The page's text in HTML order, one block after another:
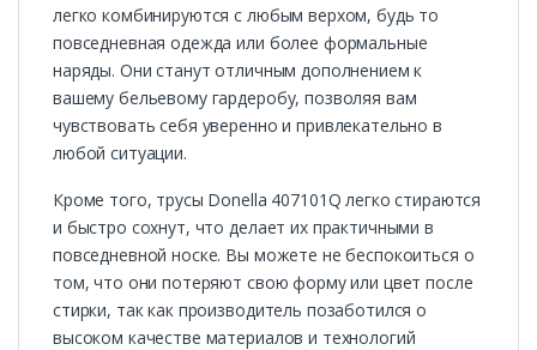
легко комбинируются с любым верхом, будь то
повседневная одежда или более формальные
наряды. Они станут отличным дополнением к
вашему бельевому гардеробу, позволяя вам
чувствовать себя уверенно и привлекательно в
любой ситуации.
Кроме того, трусы Donella 407101Q легко стираются
и быстро сохнут, что делает их практичными в
повседневной носке. Вы можете не беспокоиться о
том, что они потеряют свою форму или цвет после
стирки, так как производитель позаботился о
высоком качестве материалов и технологий